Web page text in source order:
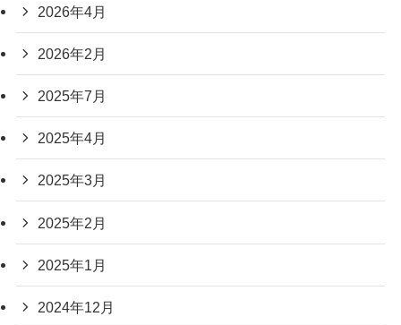
2026年4月
2026年2月
2025年7月
2025年4月
2025年3月
2025年2月
2025年1月
2024年12月